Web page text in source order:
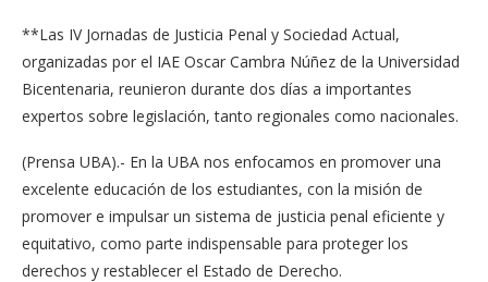
**Las IV Jornadas de Justicia Penal y Sociedad Actual,
organizadas por el IAE Oscar Cambra Núñez de la Universidad
Bicentenaria, reunieron durante dos días a importantes
expertos sobre legislación, tanto regionales como nacionales.
(Prensa UBA).- En la UBA nos enfocamos en promover una
excelente educación de los estudiantes, con la misión de
promover e impulsar un sistema de justicia penal eficiente y
equitativo, como parte indispensable para proteger los
derechos y restablecer el Estado de Derecho.